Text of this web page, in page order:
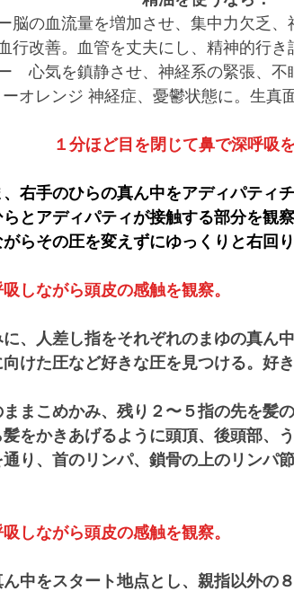
脳の血流量を増加させ、集中力欠乏、
行改善。血管を丈夫にし、精神的行き
　心気を鎮静させ、神経系の緊張、不
ーオレンジ 神経症、憂鬱状態に。生
１分ほど目を閉じて鼻で深呼吸
右手のひらの真ん中をアディパティ
とアディパティが接触する部分を観
らその圧を変えずにゆっくりと右回
しながら頭皮の感触を観察。
、人差し指をそれぞれのまゆの真ん
けた圧など好きな圧を見つける。好
まこめかみ、残り２〜５指の先を髪
をかきあげるように頭頂、後頭部、
り、首のリンパ、鎖骨の上のリンパ
しながら頭皮の感触を観察。
中をスタート地点とし、親指以外の